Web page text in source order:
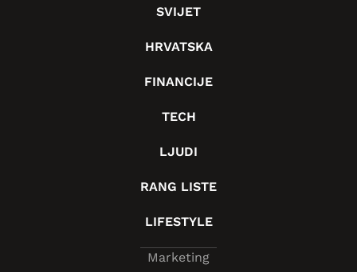
SVIJET
HRVATSKA
FINANCIJE
TECH
LJUDI
RANG LISTE
LIFESTYLE
Marketing